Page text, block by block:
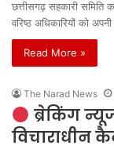
छत्तीसगढ़ सहकारी
वरिष्ठ अधिकारियों को
Read More »
The Narad News
ब्रेकिंग
विचाराधीन